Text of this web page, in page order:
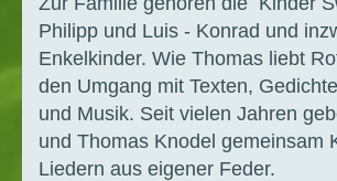
Philipp und Luis - Konrad und
Enkelkinder. Wie Thomas liebt
den Umgang mit Texten,
und Musik. Seit vielen Jahren
und Thomas Knodel gemeinsam
Liedern aus eigener Feder.